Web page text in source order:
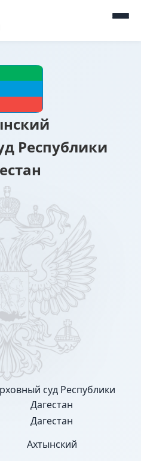
Республики
суд Республики
Дагестан
Дагестан
Ахтынский